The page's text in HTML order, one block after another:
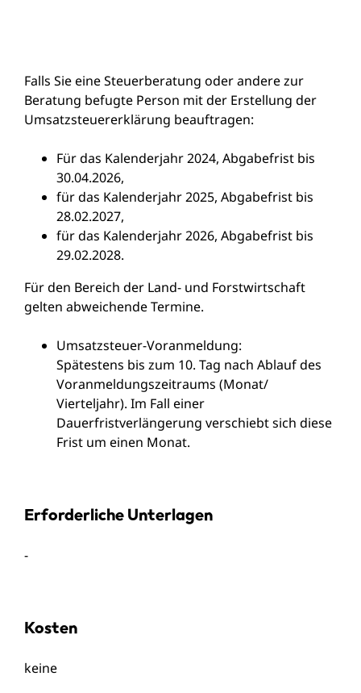
Falls Sie eine Steuerberatung oder andere zur
Beratung befugte Person mit der Erstellung der
Umsatzsteuererklärung beauftragen:
Für das Kalenderjahr 2024, Abgabefrist bis
30.04.2026,
für das Kalenderjahr 2025, Abgabefrist bis
28.02.2027,
für das Kalenderjahr 2026, Abgabefrist bis
29.02.2028.
Für den Bereich der Land- und Forstwirtschaft
gelten abweichende Termine.
Umsatzsteuer-Voranmeldung:
Spätestens bis zum 10. Tag nach Ablauf des
Voranmeldungszeitraums (Monat/
Vierteljahr). Im Fall einer
Dauerfristverlängerung verschiebt sich diese
Frist um einen Monat.
Erforderliche Unterlagen
-
Kosten
keine